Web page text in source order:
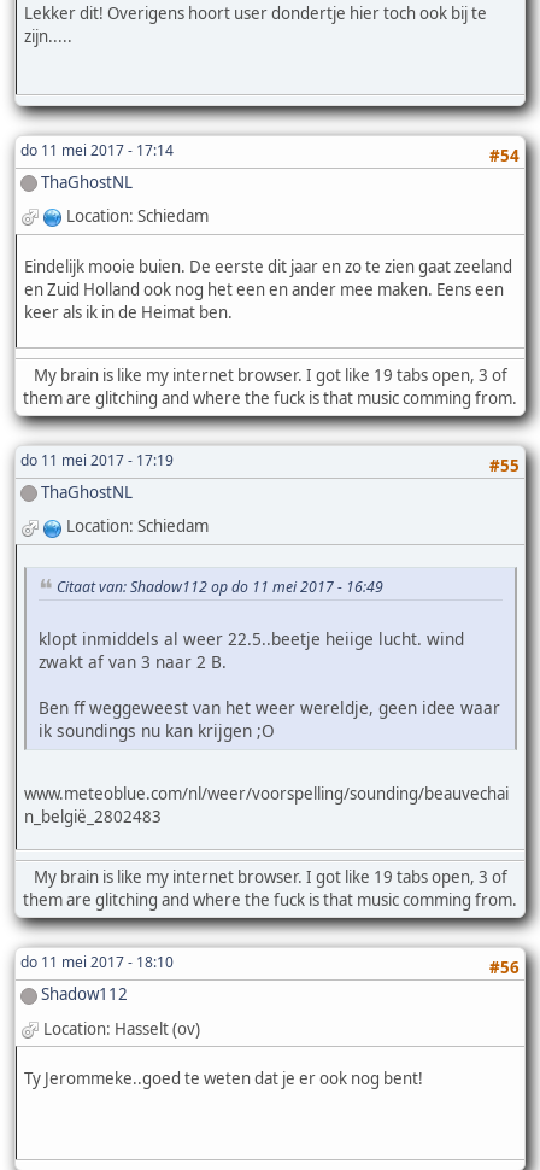
Lekker dit! Overigens hoort user dondertje hier toch ook bij te
zijn.....
do 11 mei 2017 - 17:14
#54
ThaGhostNL
Location: Schiedam
Eindelijk mooie buien. De eerste dit jaar en zo te zien gaat zeeland
en Zuid Holland ook nog het een en ander mee maken. Eens een
keer als ik in de Heimat ben.
My brain is like my internet browser. I got like 19 tabs open, 3 of
them are glitching and where the fuck is that music comming from.
do 11 mei 2017 - 17:19
#55
ThaGhostNL
Location: Schiedam
Citaat van: Shadow112 op do 11 mei 2017 - 16:49
klopt inmiddels al weer 22.5..beetje heiige lucht. wind
zwakt af van 3 naar 2 B.
Ben ff weggeweest van het weer wereldje, geen idee waar
ik soundings nu kan krijgen ;O
www.meteoblue.com/nl/weer/voorspelling/sounding/beauvechai
n_belgië_2802483
My brain is like my internet browser. I got like 19 tabs open, 3 of
them are glitching and where the fuck is that music comming from.
do 11 mei 2017 - 18:10
#56
Shadow112
Location: Hasselt (ov)
Ty Jerommeke..goed te weten dat je er ook nog bent!